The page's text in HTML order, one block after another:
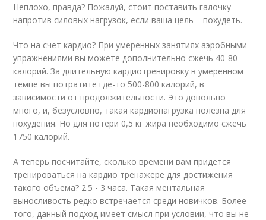
Неплохо, правда? Пожалуй, стоит поставить галочку
напротив силовых нагрузок, если ваша цель – похудеть.
Что на счет кардио? При умеренных занятиях аэробными
упражнениями вы можете дополнительно сжечь 40-80
калорий. За длительную кардиотренировку в умеренном
темпе вы потратите где-то 500-800 калорий, в
зависимости от продолжительности. Это довольно
много, и, безусловно, такая кардионагрузка полезна для
похудения. Но для потери 0,5 кг жира необходимо сжечь
1750 калорий.
А теперь посчитайте, сколько времени вам придется
тренироваться на кардио тренажере для достижения
такого объема? 2.5 - 3 часа. Такая ментальная
выносливость редко встречается среди новичков. Более
того, данный подход имеет смысл при условии, что вы не